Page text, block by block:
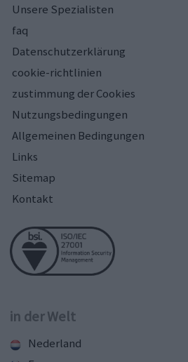
Unsere Spezialisten
faq
Datenschutzerklärung
cookie-richtlinien
zustimmung der Cookies
Nutzungsbedingungen
Allgemeinen Bedingungen
Links
Sitemap
Kontakt
in der Welt
Nederland